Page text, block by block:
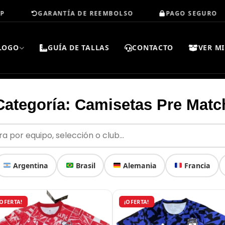
GARANTÍA DE REEMBOLSO PAGO SEGURO
GUÍA DE TALLAS CONTACTO VER
Camisetas Pre
Argentina Brasil Alemania Francia
El
precio
original
precio
actual
Este
producto
tiene
¡OFERTA!
El
precio
original
Este
producto
tiene